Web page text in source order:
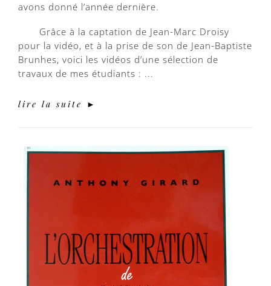
avons donné l’année dernière.
Grâce à la captation de Jean-Marc Droisy
pour la vidéo, et à la prise de son de Jean-Baptiste
Brunhes, voici les vidéos d’une sélection de
travaux de mes étudiants : ...
lire la suite ►